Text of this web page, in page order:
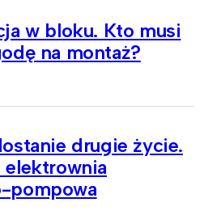
w bloku. Kto musi
na montaż?
drugie życie.
elektrownia
pompowa